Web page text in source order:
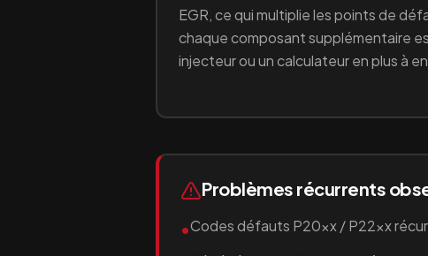
EGR, ce qui multiplie les points de
chaque composant supplémentaire
injecteur ou un calculateur en plus à
Problèmes récurrents
•Codes défauts P20xx / P22xx